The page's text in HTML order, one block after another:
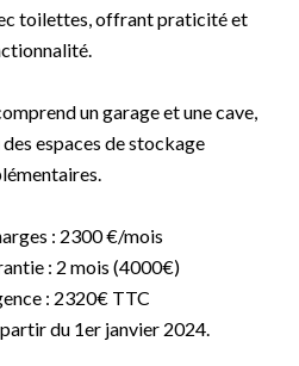
toilettes, offrant praticité et
un garage et une cave,
espaces de stockage
: 2300 €/mois
: 2 mois (4000€)
: 2320€ TTC
du 1er janvier 2024.